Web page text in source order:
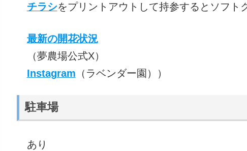
チラシをプリントアウトして持参するとソフト
最新の開花状況
（夢農場公式X）
Instagram （ラベンダー園））
駐車場
あり